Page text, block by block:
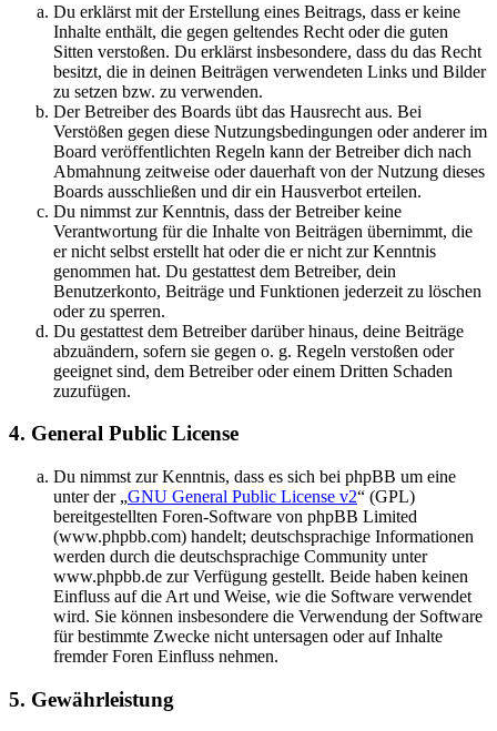
Du erklärst mit der Erstellung eines Beitrags, dass er keine
Inhalte enthält, die gegen geltendes Recht oder die guten
Sitten verstoßen. Du erklärst insbesondere, dass du das Recht
besitzt, die in deinen Beiträgen verwendeten Links und Bilder
zu setzen bzw. zu verwenden.
Der Betreiber des Boards übt das Hausrecht aus. Bei
Verstößen gegen diese Nutzungsbedingungen oder anderer im
Board veröffentlichten Regeln kann der Betreiber dich nach
Abmahnung zeitweise oder dauerhaft von der Nutzung dieses
Boards ausschließen und dir ein Hausverbot erteilen.
Du nimmst zur Kenntnis, dass der Betreiber keine
Verantwortung für die Inhalte von Beiträgen übernimmt, die
er nicht selbst erstellt hat oder die er nicht zur Kenntnis
genommen hat. Du gestattest dem Betreiber, dein
Benutzerkonto, Beiträge und Funktionen jederzeit zu löschen
oder zu sperren.
Du gestattest dem Betreiber darüber hinaus, deine Beiträge
abzuändern, sofern sie gegen o. g. Regeln verstoßen oder
geeignet sind, dem Betreiber oder einem Dritten Schaden
zuzufügen.
4. General Public License
Du nimmst zur Kenntnis, dass es sich bei phpBB um eine
unter der „GNU General Public License v2“ (GPL)
bereitgestellten Foren-Software von phpBB Limited
(www.phpbb.com) handelt; deutschsprachige Informationen
werden durch die deutschsprachige Community unter
www.phpbb.de zur Verfügung gestellt. Beide haben keinen
Einfluss auf die Art und Weise, wie die Software verwendet
wird. Sie können insbesondere die Verwendung der Software
für bestimmte Zwecke nicht untersagen oder auf Inhalte
fremder Foren Einfluss nehmen.
5. Gewährleistung